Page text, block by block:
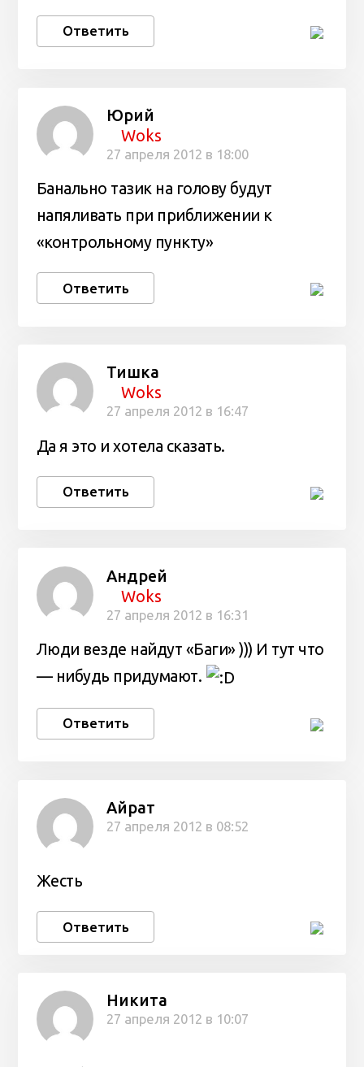
Ответить
Юрий
Woks
27 апреля 2012 в 18:00
Банально тазик на голову будут
напяливать при приближении к
«контрольному пункту»
Ответить
Тишка
Woks
27 апреля 2012 в 16:47
Да я это и хотела сказать.
Ответить
Андрей
Woks
27 апреля 2012 в 16:31
Люди везде найдут «Баги» ))) И тут что
— нибудь придумают.
Ответить
Айрат
27 апреля 2012 в 08:52
Жесть
Ответить
Никита
27 апреля 2012 в 10:07